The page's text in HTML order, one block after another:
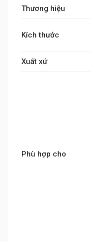
Thương hiệu
Kích thước
Xuất xứ
Phù hợp cho